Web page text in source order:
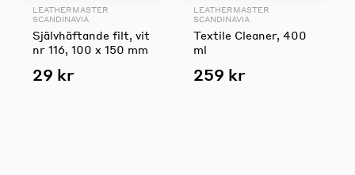
LEATHERMASTER
SCANDINAVIA
Självhäftande filt, vit
nr 116, 100 x 150 mm
29 kr
LEATHERMASTER
SCANDINAVIA
Textile Cleaner, 400
ml
259 kr